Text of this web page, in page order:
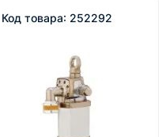
Код товара: 252292